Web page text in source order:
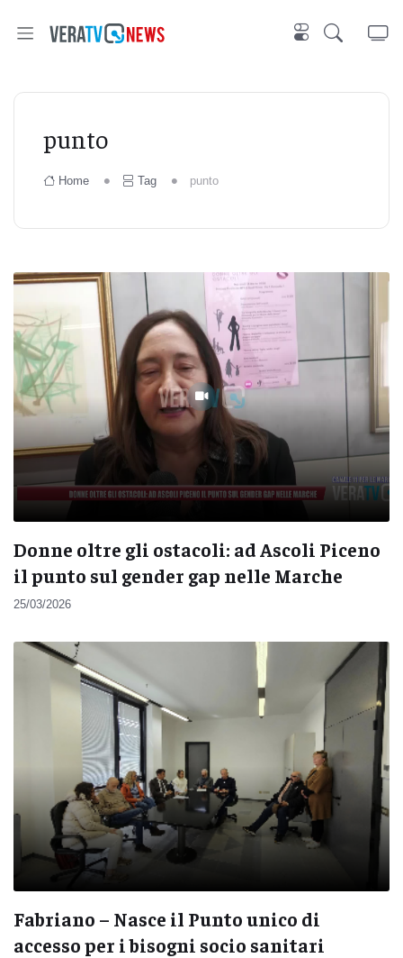
punto
Home Tag punto
Donne oltre gli ostacoli: ad Ascoli Piceno
il punto sul gender gap nelle Marche
25/03/2026
Fabriano – Nasce il Punto unico di
accesso per i bisogni socio sanitari